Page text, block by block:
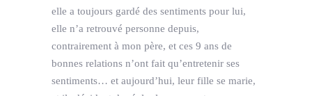
elle a toujours gardé des sentiments pour lui,
elle n’a retrouvé personne depuis,
contrairement à mon père, et ces 9 ans de
bonnes relations n’ont fait qu’entretenir ses
sentiments… et aujourd’hui, leur fille se marie,